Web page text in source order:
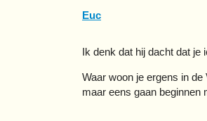
Euc
Ik denk dat hij dacht dat je
Waar woon je ergens in
maar eens gaan beginnen